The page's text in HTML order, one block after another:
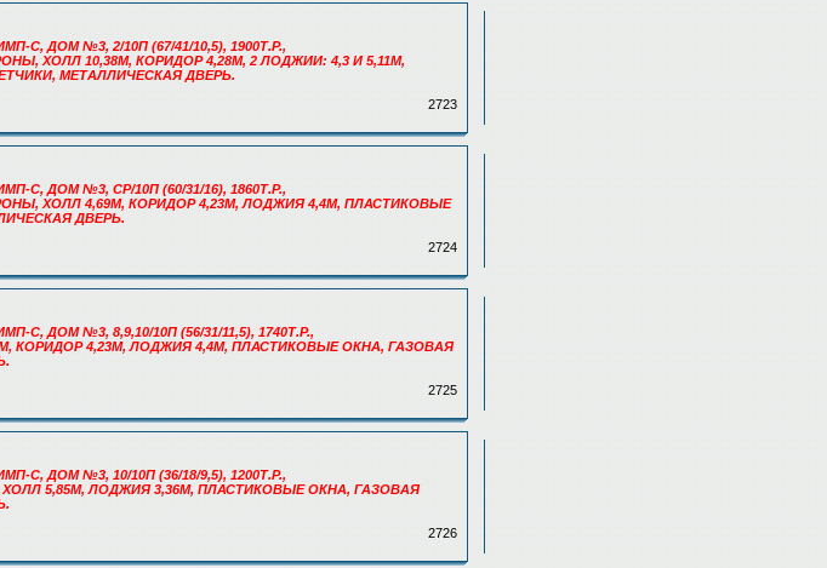
ДОМ №3, 2/10П (67/41/10,5), 1900Т.Р.,
ХОЛЛ 10,38М, КОРИДОР 4,28М, 2 ЛОДЖИИ: 4,3 И 5,11М,
МЕТАЛЛИЧЕСКАЯ ДВЕРЬ.
2723
ДОМ №3, СР/10П (60/31/16), 1860Т.Р.,
ХОЛЛ 4,69М, КОРИДОР 4,23М, ЛОДЖИЯ 4,4М, ПЛАСТИКОВЫЕ
ДВЕРЬ.
2724
ДОМ №3, 8,9,10/10П (56/31/11,5), 1740Т.Р.,
КОРИДОР 4,23М, ЛОДЖИЯ 4,4М, ПЛАСТИКОВЫЕ ОКНА, ГАЗОВАЯ
2725
ДОМ №3, 10/10П (36/18/9,5), 1200Т.Р.,
5,85М, ЛОДЖИЯ 3,36М, ПЛАСТИКОВЫЕ ОКНА, ГАЗОВАЯ
2726